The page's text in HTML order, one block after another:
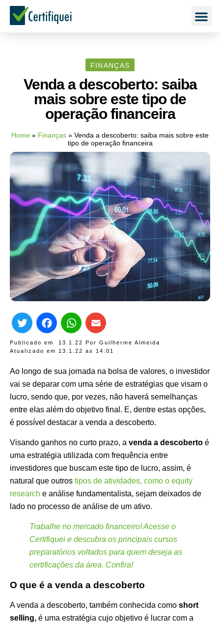
FINANÇAS
Venda a descoberto: saiba
mais sobre este tipo de
operação financeira
Home » Finanças » Venda a descoberto: saiba mais sobre este
tipo de operação financeira
Publicado em 13.1.22 Por Guilherme Almeida
Atualizado em 13.1.22 as 14:01
TwitterFacebook
WhatsApp
Ao longo de sua jornada na bolsa de valores, o investidor
vai se deparar com uma série de estratégias que visam o
lucro, sendo que, por vezes, não haverá semelhanças
entre elas além do objetivo final. E, dentre estas opções,
é possível destacar a venda a descoberto.
Visando ganhos no curto prazo, a venda a descoberto é
uma estratégia utilizada com frequência entre
investidores que buscam este tipo de lucro, assim, é
natural que outros tipos de atividades, como o equity
research e análise fundamentalista, sejam deixados de
lado no processo de análise de um ativo.
Trabalhe no mercado financeiro! Acesse o
Certifiquei e descubra os principais cursos
preparatórios voltados para quem deseja as
certificações da área. Confira!
O que é a venda a descoberto
A venda a descoberto, também conhecida como short
selling, é uma estratégia cujo objetivo é lucrar com a